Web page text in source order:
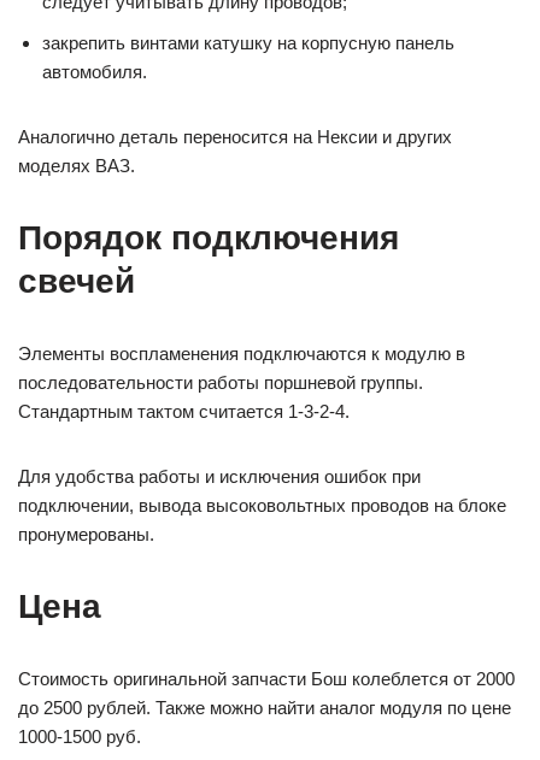
закрепить винтами катушку на корпусную панель
автомобиля.
Аналогично деталь переносится на Нексии и других
моделях ВАЗ.
Порядок подключения
свечей
Элементы воспламенения подключаются к модулю в
последовательности работы поршневой группы.
Стандартным тактом считается 1-3-2-4.
Для удобства работы и исключения ошибок при
подключении, вывода высоковольтных проводов на блоке
пронумерованы.
Цена
Стоимость оригинальной запчасти Бош колеблется от 2000
до 2500 рублей. Также можно найти аналог модуля по цене
1000-1500 руб.